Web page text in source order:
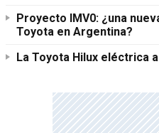
Proyecto IMV0: ¿una
Toyota en Argentina?
La Toyota Hilux eléctrica